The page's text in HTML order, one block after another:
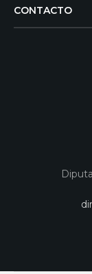
CONTACTO